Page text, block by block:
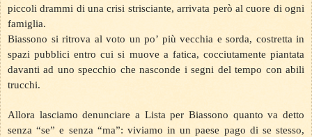
piccoli drammi di una crisi strisciante, arrivata però al cuore di ogni
famiglia.
Biassono si ritrova al voto un po’ più vecchia e sorda, costretta in
spazi pubblici entro cui si muove a fatica, cocciutamente piantata
davanti ad uno specchio che nasconde i segni del tempo con abili
trucchi.
Allora lasciamo denunciare a Lista per Biassono quanto va detto
senza “se” e senza “ma”: viviamo in un paese pago di se stesso,